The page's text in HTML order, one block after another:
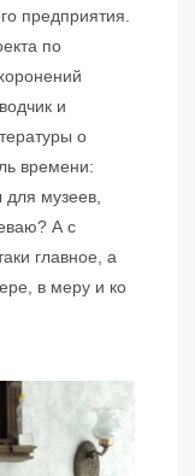
предприятия.
по
и
о
времени:
музеев,
А с
главное, а
в меру и ко